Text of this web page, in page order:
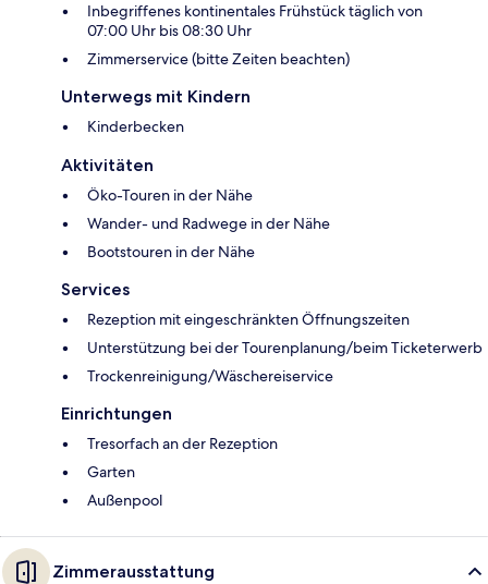
Inbegriffenes kontinentales Frühstück täglich von
07:00 Uhr bis 08:30 Uhr
Zimmerservice (bitte Zeiten beachten)
Unterwegs mit Kindern
Kinderbecken
Aktivitäten
Öko-Touren in der Nähe
Wander- und Radwege in der Nähe
Bootstouren in der Nähe
Services
Rezeption mit eingeschränkten Öffnungszeiten
Unterstützung bei der Tourenplanung/beim Ticketerwerb
Trockenreinigung/Wäschereiservice
Einrichtungen
Tresorfach an der Rezeption
Garten
Außenpool
Zimmerausstattung